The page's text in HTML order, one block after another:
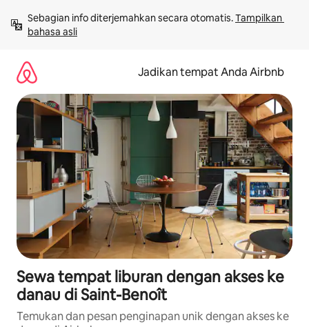
langsung
lihat
Sebagian info diterjemahkan secara otomatis. Tampilkan
bahasa asli
Jadikan tempat Anda Airbnb
Sewa tempat liburan dengan akses ke
danau di Saint-Benoît
Temukan dan pesan penginapan unik dengan akses ke